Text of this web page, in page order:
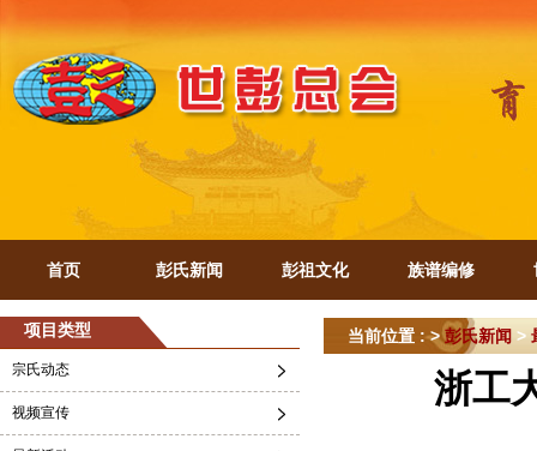
首页 彭氏新闻 彭祖文化 族谱编修
项目类型
宗氏动态
视频宣传
当前位置 : >彭氏新闻 >
浙工